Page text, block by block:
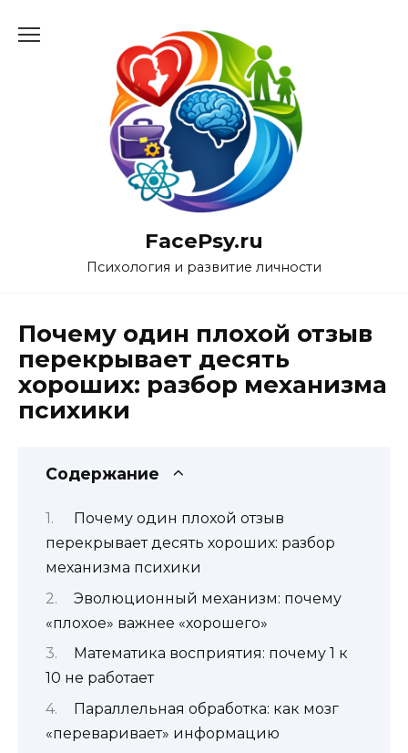
FacePsy.ru
Психология и развитие личности
Почему один плохой отзыв
перекрывает десять
хороших: разбор механизма
психики
Содержание
Почему один плохой отзыв
перекрывает десять хороших: разбор
механизма психики
Эволюционный механизм: почему
«плохое» важнее «хорошего»
Математика восприятия: почему 1 к
10 не работает
Параллельная обработка: как мозг
«переваривает» информацию